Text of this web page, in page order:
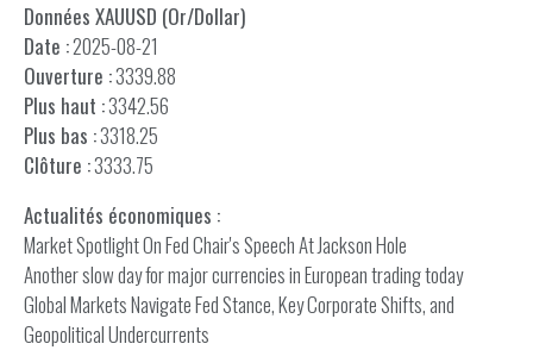
Données XAUUSD (Or/Dollar)
Date :2025-08-21
Ouverture :3339.88
Plus haut :3342.56
Plus bas :3318.25
Clôture :3333.75
Actualités économiques :
Market Spotlight On Fed Chair's Speech At Jackson Hole
Another slow day for major currencies in European trading today
Global Markets Navigate Fed Stance, Key Corporate Shifts, and
Geopolitical Undercurrents